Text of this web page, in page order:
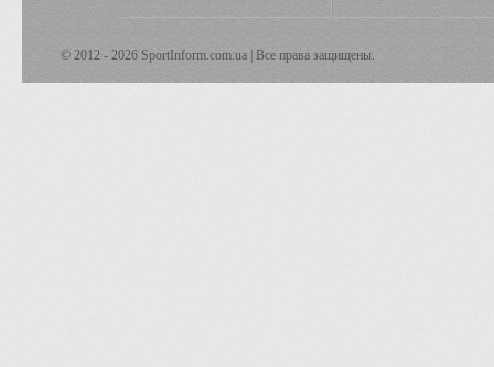
© 2012 - 2026 SportInform.com.ua | Все права защищены.